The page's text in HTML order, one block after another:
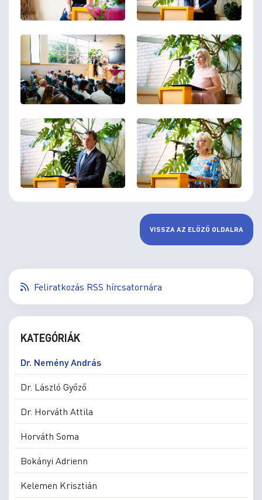
VISSZA AZ ELŐZŐ OLDALRA
Feliratkozás RSS hírcsatornára
KATEGÓRIÁK
Dr. Nemény András
Dr. László Győző
Dr. Horváth Attila
Horváth Soma
Bokányi Adrienn
Kelemen Krisztián